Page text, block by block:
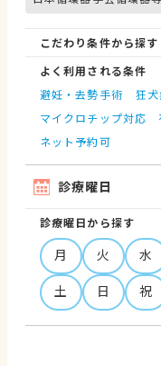
こだわり条件から探す
よく利用される条件
避妊・去勢手術
狂
マイクロチップ対応
ネット予約可
診療曜日
診療曜日から探す
月 火 水
土
日 祝